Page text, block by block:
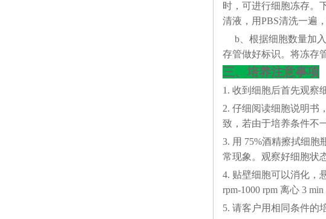
时，可进行细胞冻存。
清液，用PBS清洗一遍
b、根据细胞数量加入
存管做好标识。将冻存
三、培养注意事项
1. 收到细胞后首先观察
2. 仔细阅读细胞说明书
致，若由于培养条件不
3. 用 75%酒精擦拭细
常现象。观察好细胞状
4. 贴壁细胞可以消化，
rpm-1000 rpm 离心 3
5. 请客户用相同条件的